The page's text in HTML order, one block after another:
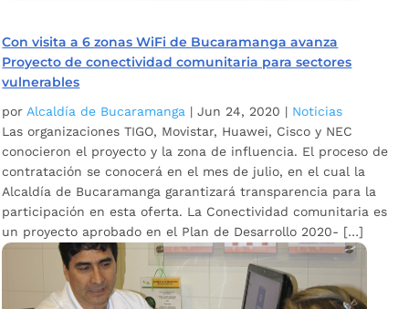
Con visita a 6 zonas WiFi de Bucaramanga avanza
Proyecto de conectividad comunitaria para sectores
vulnerables
porAlcaldía de Bucaramanga |Jun 24, 2020 | Noticias
Las organizaciones TIGO, Movistar, Huawei, Cisco y NEC
conocieron el proyecto y la zona de influencia. El proceso de
contratación se conocerá en el mes de julio, en el cual la
Alcaldía de Bucaramanga garantizará transparencia para la
participación en esta oferta. La Conectividad comunitaria es
un proyecto aprobado en el Plan de Desarrollo 2020- […]